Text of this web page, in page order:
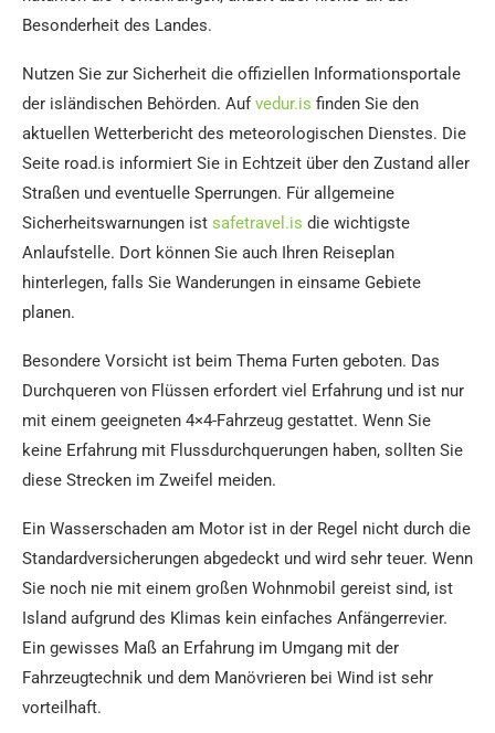
Besonderheit des Landes.
Nutzen Sie zur Sicherheit die offiziellen Informationsportale
der isländischen Behörden. Aufvedur.is finden Sie den
aktuellen Wetterbericht des meteorologischen Dienstes. Die
Seite road.is informiert Sie in Echtzeit über den Zustand aller
Straßen und eventuelle Sperrungen. Für allgemeine
Sicherheitswarnungen ist safetravel.is die wichtigste
Anlaufstelle. Dort können Sie auch Ihren Reiseplan
hinterlegen, falls Sie Wanderungen in einsame Gebiete
planen.
Besondere Vorsicht ist beim Thema Furten geboten. Das
Durchqueren von Flüssen erfordert viel Erfahrung und ist nur
mit einem geeigneten 4×4-Fahrzeug gestattet. Wenn Sie
keine Erfahrung mit Flussdurchquerungen haben, sollten Sie
diese Strecken im Zweifel meiden.
Ein Wasserschaden am Motor ist in der Regel nicht durch die
Standardversicherungen abgedeckt und wird sehr teuer. Wenn
Sie noch nie mit einem großen Wohnmobil gereist sind, ist
Island aufgrund des Klimas kein einfaches Anfängerrevier.
Ein gewisses Maß an Erfahrung im Umgang mit der
Fahrzeugtechnik und dem Manövrieren bei Wind ist sehr
vorteilhaft.